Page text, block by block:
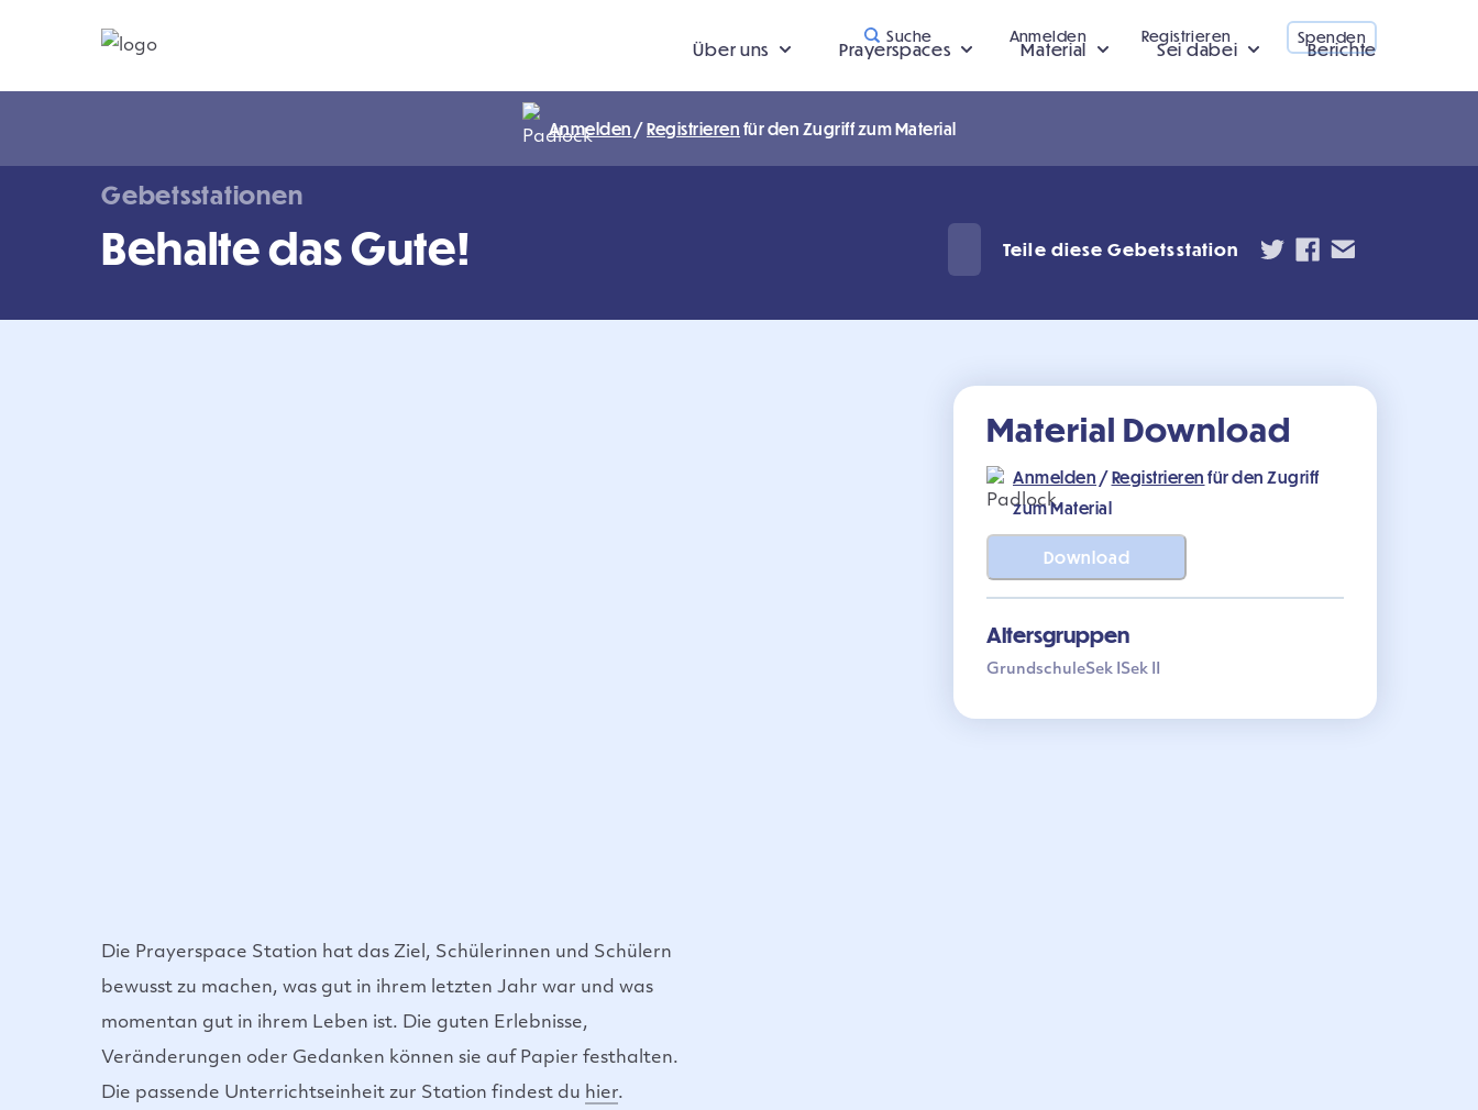
Über uns Prayerspaces Material Sei dabei Berichte
Suche Anmelden Registrieren Spenden
Anmelden /Registrieren für den Zugriff zum Material
Gebetsstationen
Behalte das Gute! Teile diese Gebetsstation
Die Prayerspace Station hat das Ziel, Schülerinnen und Schülern
bewusst zu machen, was gut in ihrem letzten Jahr war und was
momentan gut in ihrem Leben ist. Die guten Erlebnisse,
Veränderungen oder Gedanken können sie auf Papier festhalten.
Die passende Unterrichtseinheit zur Station findest du hier.
Material Download
Anmelden /Registrieren für den Zugriff
zum Material
Download
Altersgruppen
GrundschuleSek ISek II